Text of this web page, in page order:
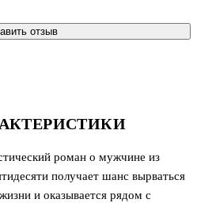
роман о мужчине из
получает шанс вырваться
и оказывается рядом с
отзыв